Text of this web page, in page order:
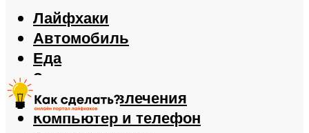
Лайфхаки
Автомобиль
Еда
Здоровье
Игры и развлечения
Компьютер и телефон